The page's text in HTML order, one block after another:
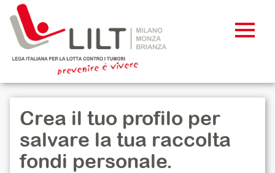
Crea il tuo profilo per
salvare la tua raccolta
fondi personale.